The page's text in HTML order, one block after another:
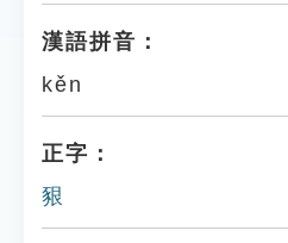
漢語拼音：
kěn
正字：
豤